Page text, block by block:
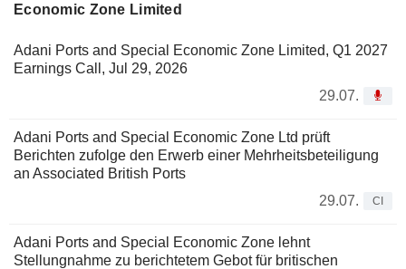
Economic Zone Limited
Adani Ports and Special Economic Zone Limited, Q1 2027
Earnings Call, Jul 29, 2026
29.07.
Adani Ports and Special Economic Zone Ltd prüft
Berichten zufolge den Erwerb einer Mehrheitsbeteiligung
an Associated British Ports
29.07.
CI
Adani Ports and Special Economic Zone lehnt
Stellungnahme zu berichtetem Gebot für britischen